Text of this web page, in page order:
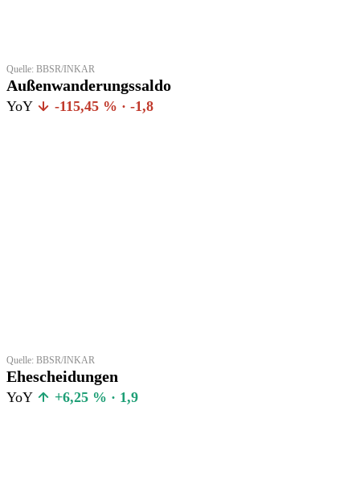
Quelle: BBSR/INKAR
Außenwanderungssaldo
YoY -115,45 % · -1,8
Quelle: BBSR/INKAR
Ehescheidungen
YoY +6,25 % · 1,9